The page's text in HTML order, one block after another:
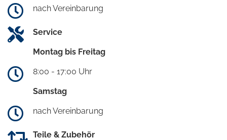
nach Vereinbarung
Service
Montag bis Freitag
8:00 - 17:00 Uhr
Samstag
nach Vereinbarung
Teile & Zubehör